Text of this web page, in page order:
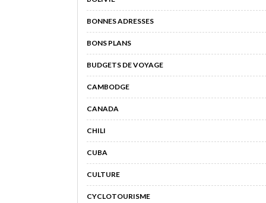
BONNES ADRESSES
BONS PLANS
BUDGETS DE VOYAGE
CAMBODGE
CANADA
CHILI
CUBA
CULTURE
CYCLOTOURISME